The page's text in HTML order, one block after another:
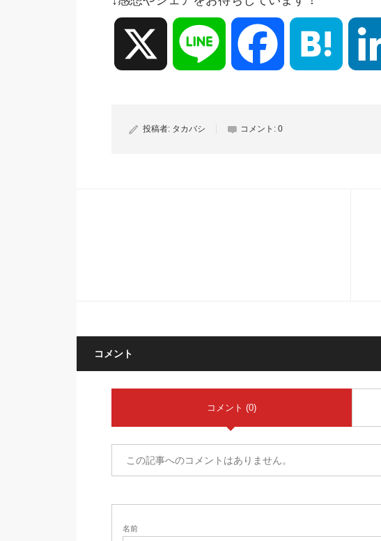
Line Facebook Hatena
投稿者: タカバシ コメント: 0
コメント
コメント (0)
この記事へのコメントはありません。
名前